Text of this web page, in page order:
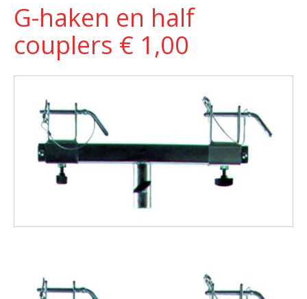
G-haken en half
couplers € 1,00